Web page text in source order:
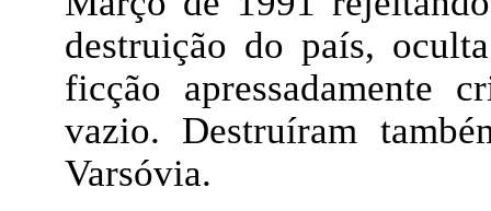
destruição do país,
ficção apressadamente
vazio. Destruíram
Varsóvia.